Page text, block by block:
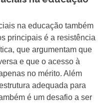
na educação também
principais é a resistência
que argumentam que
e que o acesso à
no mérito. Além
adequada para
é um desafio a ser